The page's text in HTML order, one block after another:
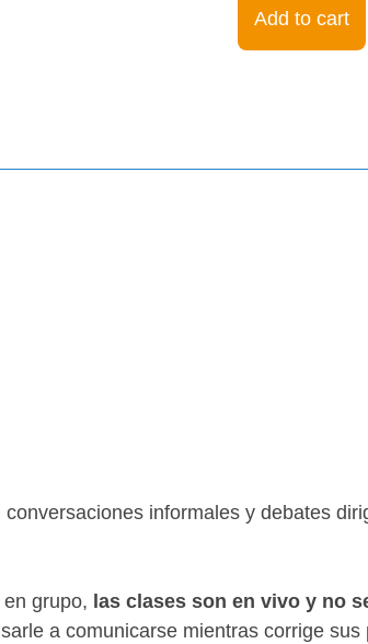
Add to cart
informales y debates
grupo, las clases son en vivo y no
a comunicarse mientras corrige sus